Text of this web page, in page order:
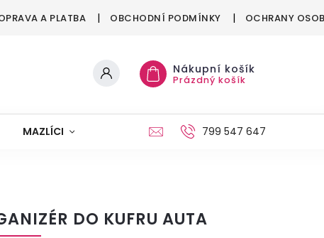
A PLATBA OBCHODNÍ PODMÍNKY OCHRANY
Nákupní košík
Prázdný košík
MAZLÍCI VÁNOCE799 547 647
DO KUFRU AUTA